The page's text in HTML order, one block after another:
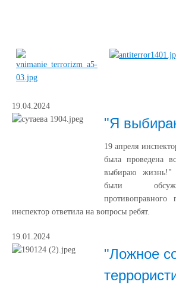
19.04.2024
"Я
19 апреля
была проведена
выбираю жизнь!"
были
инспектор ответила на вопросы ребят.
19.01.2024
"Ложное